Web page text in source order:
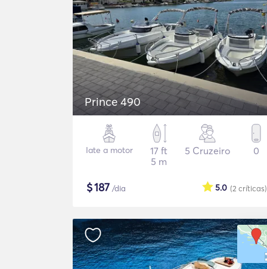
Prince 490
Iate a motor
17 ft
5 m
5 Cruzeiro 0
$187 /dia (2 críticas)
5.0